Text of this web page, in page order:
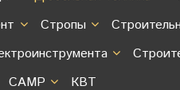
Стропы
CAMP КВТ